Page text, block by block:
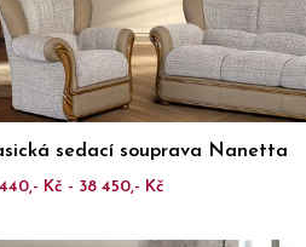
sedací souprava Nanetta
Kč - 38 450,- Kč